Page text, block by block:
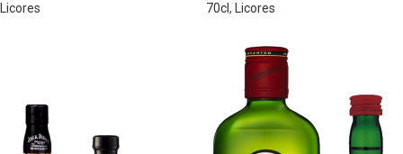
Licores
70cl, Licores